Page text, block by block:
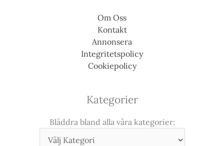
Om Oss
Kontakt
Annonsera
Integritetspolicy
Cookiepolicy
Kategorier
Bläddra bland alla våra kategorier: